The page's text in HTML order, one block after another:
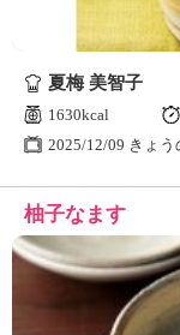
夏梅 美智子
1630kcal
2025/12/09 きょ
柚子なます